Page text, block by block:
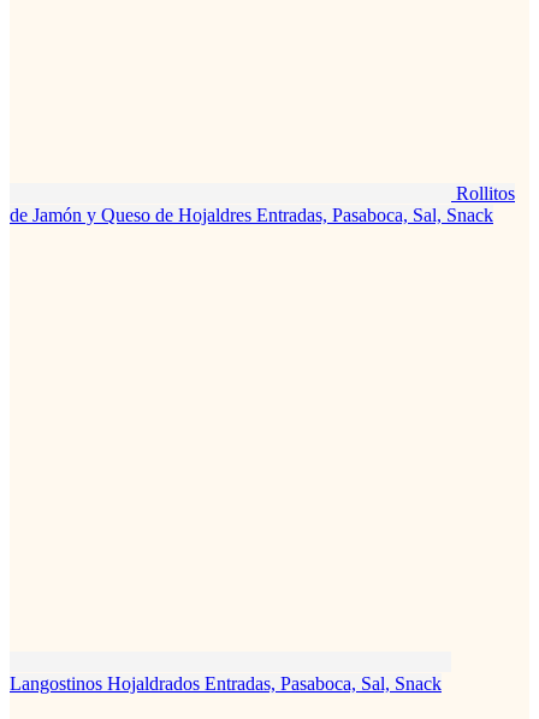
Rollitos
de Jamón y Queso de Hojaldres Entradas, Pasaboca, Sal, Snack
Langostinos Hojaldrados Entradas, Pasaboca, Sal, Snack